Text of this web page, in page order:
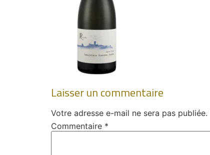
Laisser un commentaire
Votre adresse e-mail ne sera pas publiée.
Commentaire *